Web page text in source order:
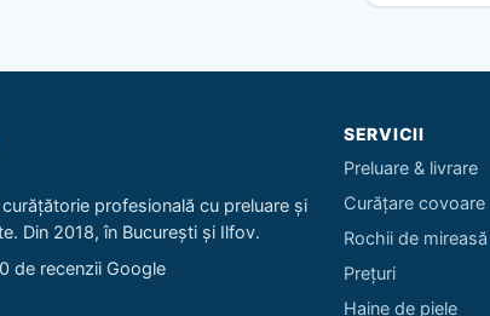
profesională cu preluare și
Din 2018, în București și Ilfov.
de recenzii Google
SERVICII
Preluare & livrare
Curățare covoare
Rochii de mireasă
Prețuri
Haine de piele